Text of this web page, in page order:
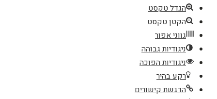
הגדל טקסט
הקטן טקסט
גווני אפור
ניגודיות גבוהה
ניגודיות הפוכה
רקע בהיר
הדגשת קישורים